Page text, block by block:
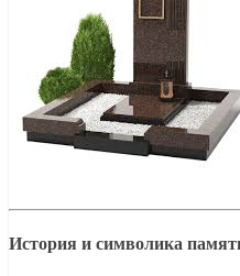
История и символика